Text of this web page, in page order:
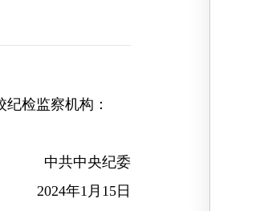
检监察机构：
中共中央纪委
2024年1月15日